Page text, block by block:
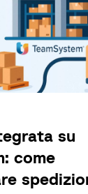
su
come